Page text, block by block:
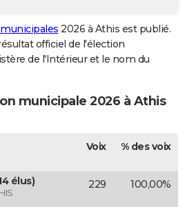
2026 à Athis est publié.
officiel de l'élection
de l'Intérieur et le nom du
municipale 2026 à Athis
Voix % des voix
élus) 229 100,00%